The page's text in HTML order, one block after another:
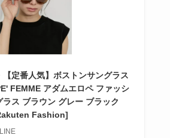
【定番人気】ボストンサングラス
FEMME アダムエロペ ファッシ
ラス ブラウン グレー ブラック
Fashion]